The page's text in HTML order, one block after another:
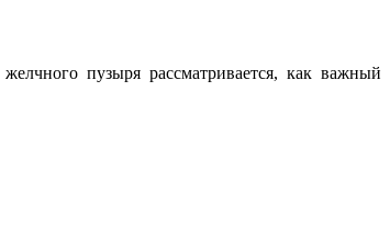
пузыря рассматривается, как важный